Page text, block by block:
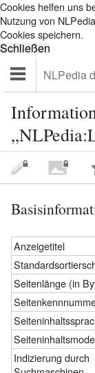
Cookies helfen uns
Nutzung von
Cookies speichern.
Anzeigetitel
Seitenlänge (in
Indizierung durch